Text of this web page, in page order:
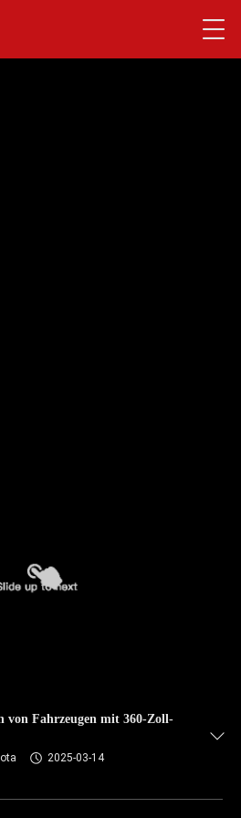
von Fahrzeugen mit 360-Zoll-
2025-03-14